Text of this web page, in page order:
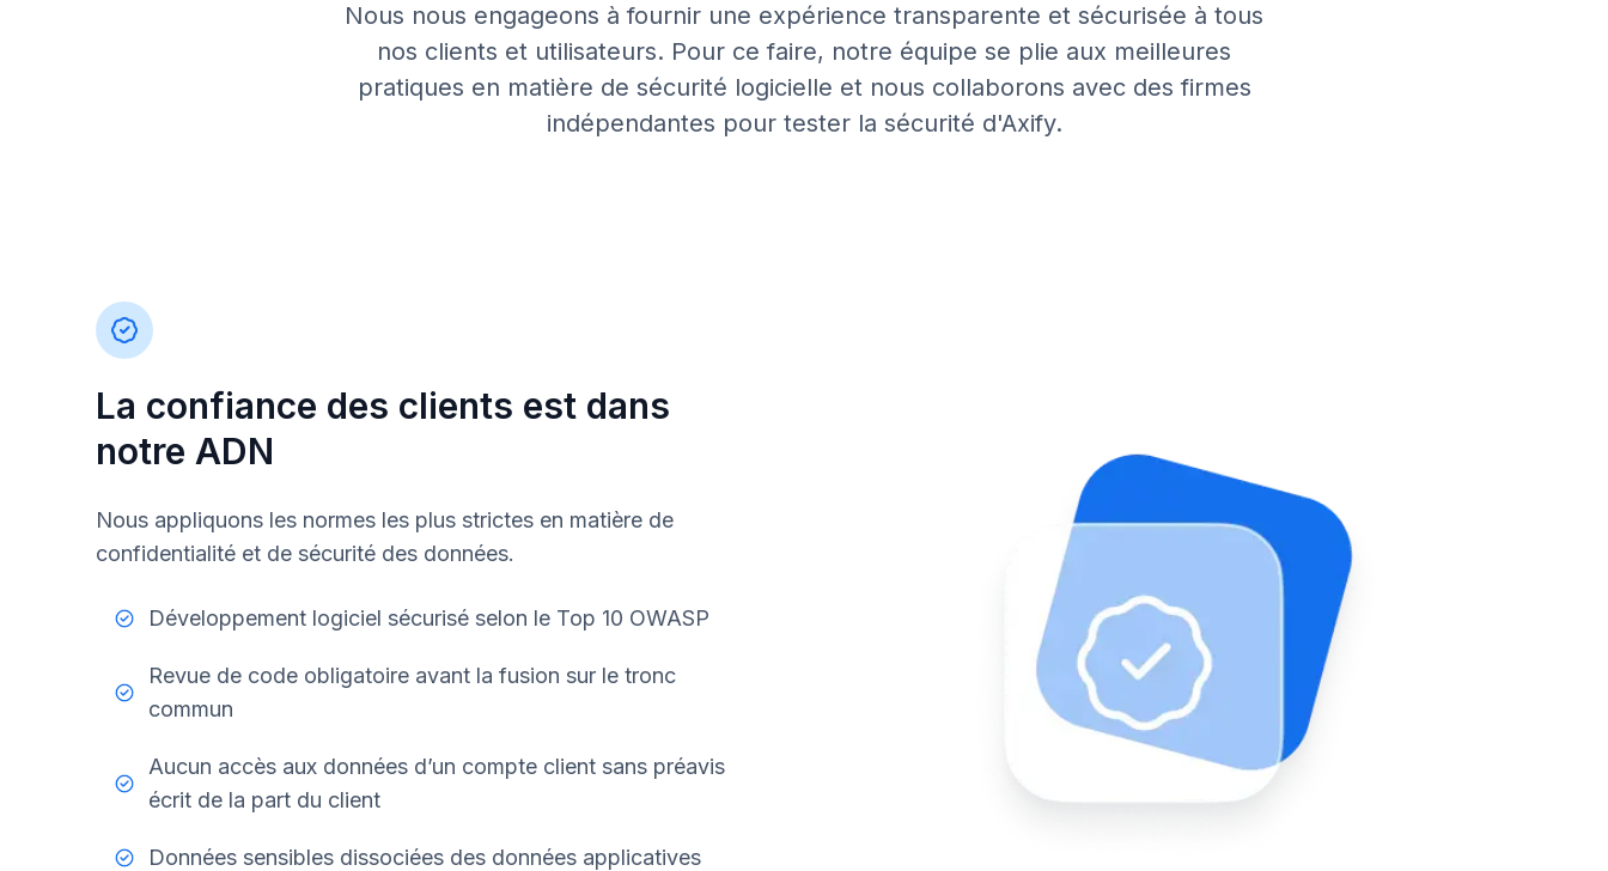
Nous nous engageons à fournir une expérience transparente et sécurisée à tous
nos clients et utilisateurs. Pour ce faire, notre équipe se plie aux meilleures
pratiques en matière de sécurité logicielle et nous collaborons avec des firmes
indépendantes pour tester la sécurité d'Axify.
La confiance des clients est dans
notre ADN
Nous appliquons les normes les plus strictes en matière de
confidentialité et de sécurité des données.
Développement logiciel sécurisé selon le Top 10 OWASP
Revue de code obligatoire avant la fusion sur le tronc
commun
Aucun accès aux données d’un compte client sans préavis
écrit de la part du client
Données sensibles dissociées des données applicatives